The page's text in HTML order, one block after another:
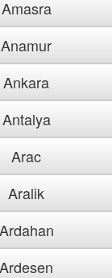
Amasra
Anamur
Ankara
Antalya
Arac
Aralik
Ardahan
Ardesen